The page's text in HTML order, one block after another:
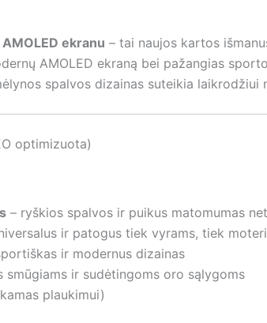
ekranu – tai naujos kartos
AMOLED ekraną bei pažangias
spalvos dizainas suteikia
optimizuota)
– ryškios spalvos ir puikus matomumas
ir patogus tiek vyrams, tiek
ir modernus dizainas
smūgiams ir sudėtingoms oro sąlygoms
plaukimui)